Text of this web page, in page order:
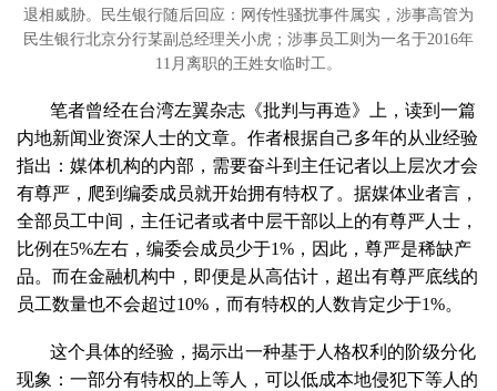
退相威胁。民生银行随后回应：网传性骚扰事件属实，涉事高管为
民生银行北京分行某副总经理关小虎；涉事员工则为一名于2016年
11月离职的王姓女临时工。
笔者曾经在台湾左翼杂志《批判与再造》上，读到一篇
内地新闻业资深人士的文章。作者根据自己多年的从业经验
指出：媒体机构的内部，需要奋斗到主任记者以上层次才会
有尊严，爬到编委成员就开始拥有特权了。据媒体业者言，
全部员工中间，主任记者或者中层干部以上的有尊严人士，
比例在5%左右，编委会成员少于1%，因此，尊严是稀缺产
品。而在金融机构中，即便是从高估计，超出有尊严底线的
员工数量也不会超过10%，而有特权的人数肯定少于1%。
这个具体的经验，揭示出一种基于人格权利的阶级分化
现象：一部分有特权的上等人，可以低成本地侵犯下等人的